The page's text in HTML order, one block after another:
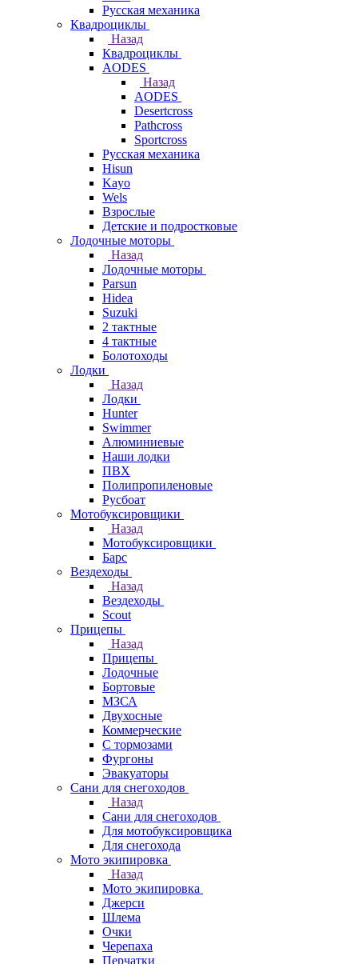
Русская механика
Квадроциклы
Назад
Квадроциклы
AODES
Назад
AODES
Desertcross
Pathcross
Sportcross
Русская механика
Hisun
Kayo
Wels
Взрослые
Детские и подростковые
Лодочные моторы
Назад
Лодочные моторы
Parsun
Hidea
Suzuki
2 тактные
4 тактные
Болотоходы
Лодки
Назад
Лодки
Hunter
Swimmer
Алюминиевые
Наши лодки
ПВХ
Полипропиленовые
Русбоат
Мотобуксировщики
Назад
Мотобуксировщики
Барс
Вездеходы
Назад
Вездеходы
Scout
Прицепы
Назад
Прицепы
Лодочные
Бортовые
МЗСА
Двухосные
Коммерческие
С тормозами
Фургоны
Эвакуаторы
Сани для снегоходов
Назад
Сани для снегоходов
Для мотобуксировщика
Для снегохода
Мото экипировка
Назад
Мото экипировка
Джерси
Шлема
Очки
Черепаха
Перчатки